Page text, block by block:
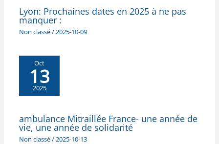
Lyon: Prochaines dates en 2025 à ne pas
manquer :
Non classé/2025-10-09
Oct
13
2025
ambulance Mitraillée France- une année de
vie, une année de solidarité
Non classé/2025-10-13